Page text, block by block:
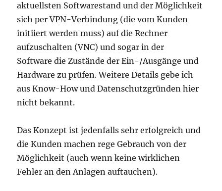
aktuellsten Softwarestand und der Möglichkeit
sich per VPN-Verbindung (die vom Kunden
initiiert werden muss) auf die Rechner
aufzuschalten (VNC) und sogar in der
Software die Zustände der Ein-/Ausgänge und
Hardware zu prüfen. Weitere Details gebe ich
aus Know-How und Datenschutzgründen hier
nicht bekannt.
Das Konzept ist jedenfalls sehr erfolgreich und
die Kunden machen rege Gebrauch von der
Möglichkeit (auch wenn keine wirklichen
Fehler an den Anlagen auftauchen).